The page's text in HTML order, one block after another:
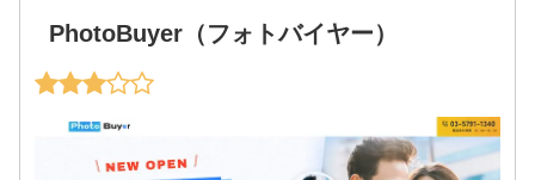
PhotoBuyer（フォトバイヤー）